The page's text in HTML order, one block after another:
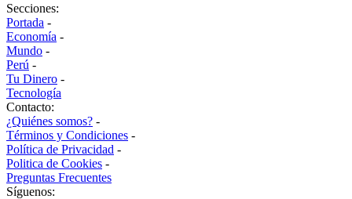
Secciones:
Portada -
Economía -
Mundo -
Perú -
Tu Dinero -
Tecnología
Contacto:
¿Quiénes somos? -
Términos y Condiciones -
Política de Privacidad -
Politica de Cookies -
Preguntas Frecuentes
Síguenos: